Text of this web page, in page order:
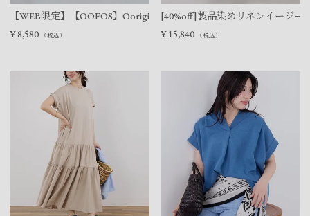
【WEB限定】【OOFOS】Ooriginal リカバリーサンダル
¥8,580 （税込）
[40%off]製品染めリネンイージー
¥ 15,840 （税込）